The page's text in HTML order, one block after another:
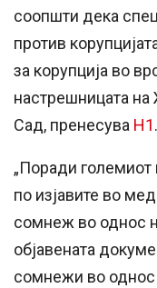
соопшти дека
против
за корупција во
настрешницата
Сад, пренесува Н1.
„Поради големиот
по изјавите во
сомнеж во однос
објавената
сомнежи во однос